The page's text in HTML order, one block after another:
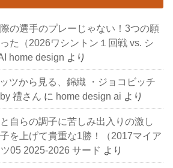
際の選手のプレーじゃない！3つの願
た（2026ワシントン１回戦 vs. シ
home design より
ツから見る、錦織 ・ジョコビッチ
禮さん に home design ai より
自らの調子に苦しみ出入りの激し
を上げて貴重な1勝！（2017マイア
05 2025-2026 サード より